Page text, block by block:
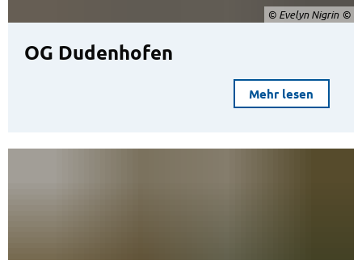
© Evelyn Nigrin
OG Dudenhofen
Mehr lesen